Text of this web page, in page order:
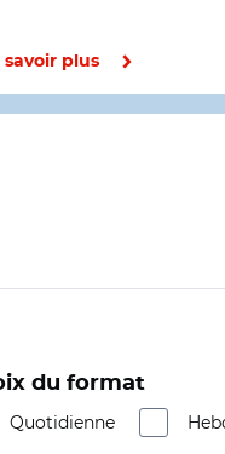
savoir plus
du format
Quotidienne